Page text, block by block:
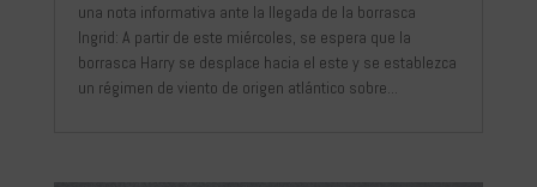
una nota informativa ante la llegada de la borrasca
Ingrid: A partir de este miércoles, se espera que la
borrasca Harry se desplace hacia el este y se establezca
un régimen de viento de origen atlántico sobre...